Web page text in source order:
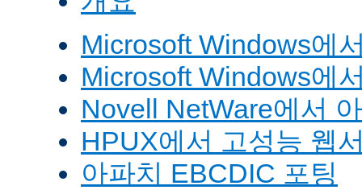
Microsoft Windows에
Microsoft Windows에
Novell NetWare에서
HPUX에서 고성능 웹
아파치 EBCDIC 포팅